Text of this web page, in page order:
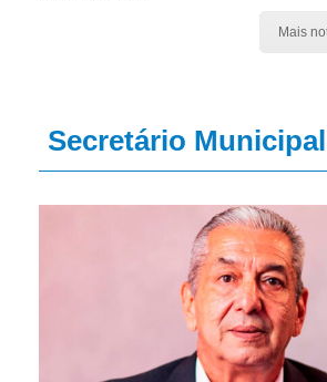
Mais
Secretário Municipal